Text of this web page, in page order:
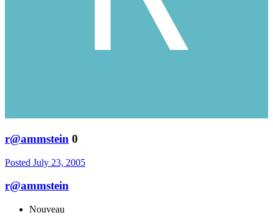
r@ammstein 0
Posted July 23, 2005
r@ammstein
Nouveau